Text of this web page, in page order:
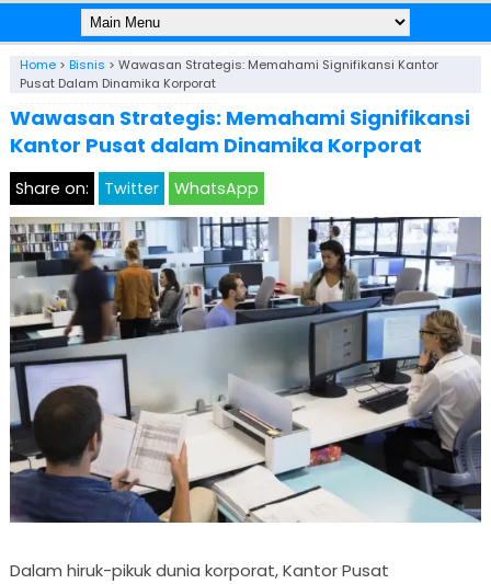
Home> Bisnis > Wawasan Strategis: Memahami Signifikansi Kantor
Pusat Dalam Dinamika Korporat
Wawasan Strategis: Memahami Signifikansi
Kantor Pusat dalam Dinamika Korporat
Share on: Twitter WhatsApp
Dalam hiruk-pikuk dunia korporat, Kantor Pusat